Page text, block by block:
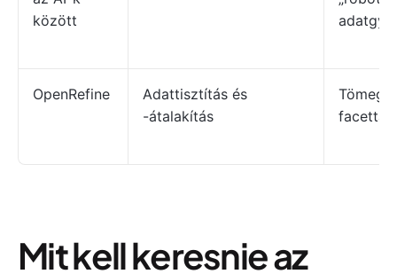
között
OpenRefine
Adattisztítás és
-átalakítás
facettás
Mit kell keresnie az